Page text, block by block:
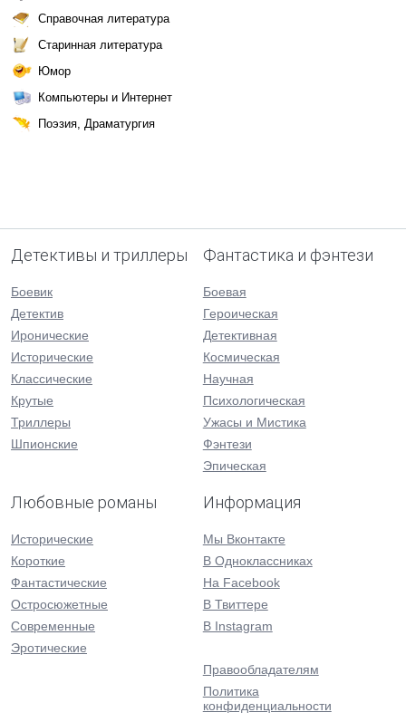
Справочная литература
Старинная литература
Юмор
Компьютеры и Интернет
Поэзия, Драматургия
Детективы и триллеры
Боевик
Детектив
Иронические
Исторические
Классические
Крутые
Триллеры
Шпионские
Фантастика и фэнтези
Боевая
Героическая
Детективная
Космическая
Научная
Психологическая
Ужасы и Мистика
Фэнтези
Эпическая
Любовные романы
Исторические
Короткие
Фантастические
Остросюжетные
Современные
Эротические
Информация
Мы Вконтакте
В Одноклассниках
На Facebook
В Твиттере
В Instagram
Правообладателям
Политика
конфиденциальности